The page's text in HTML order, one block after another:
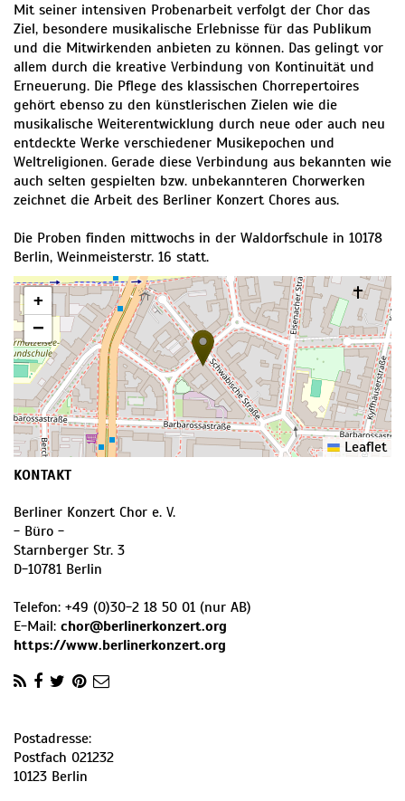
Mit seiner intensiven Probenarbeit verfolgt der Chor das
Ziel, besondere musikalische Erlebnisse für das Publikum
und die Mitwirkenden anbieten zu können. Das gelingt vor
allem durch die kreative Verbindung von Kontinuität und
Erneuerung. Die Pflege des klassischen Chorrepertoires
gehört ebenso zu den künstlerischen Zielen wie die
musikalische Weiterentwicklung durch neue oder auch neu
entdeckte Werke verschiedener Musikepochen und
Weltreligionen. Gerade diese Verbindung aus bekannten wie
auch selten gespielten bzw. unbekannteren Chorwerken
zeichnet die Arbeit des Berliner Konzert Chores aus.
Die Proben finden mittwochs in der Waldorfschule in 10178
Berlin, Weinmeisterstr. 16 statt.
+
−
Leaflet
KONTAKT
Berliner Konzert Chor e. V.
- Büro -
Starnberger Str. 3
D-10781 Berlin
Telefon: +49 (0)30-2 18 50 01 (nur AB)
E-Mail: chor@berlinerkonzert.org
https://www.berlinerkonzert.org
Postadresse:
Postfach 021232
10123 Berlin